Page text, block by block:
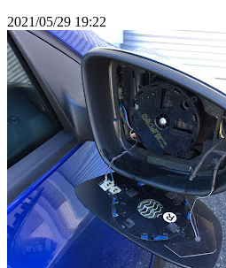
2021/05/29 19:22